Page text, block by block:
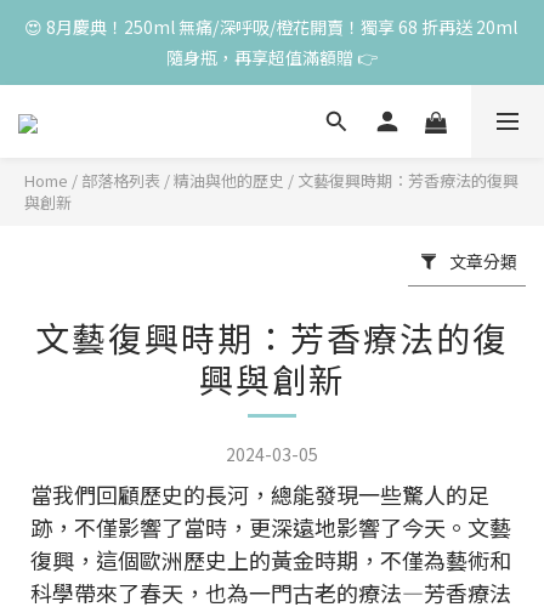
高峰期家長很安心 🧡 滿 3000 元加贈深呼吸10ml一瓶！限量送完
為止
😍 8月慶典！250ml 無痛/深呼吸/橙花開賣！獨享 68 折再送 20ml
隨身瓶，再享超值滿額贈 👉
😍 50ml 任一瓶結帳享 8 折，任三瓶享 75 折，任五瓶享 7 折！想
高峰期家長很安心 🧡 滿 3000 元加贈深呼吸10ml一瓶！限量送完
Home / 部落格列表 /精油與他的歷史 / 文藝復興時期：芳香療法的復興
與創新
文章分類
文藝復興時期：芳香療法的復
興與創新
2024-03-05
當我們回顧歷史的長河，總能發現一些驚人的足
跡，不僅影響了當時，更深遠地影響了今天。文藝
復興，這個歐洲歷史上的黃金時期，不僅為藝術和
科學帶來了春天，也為一門古老的療法—芳香療法